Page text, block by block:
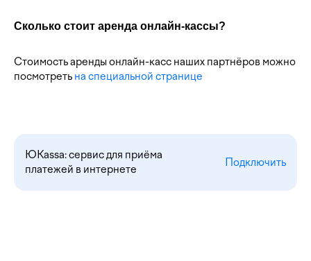
Сколько стоит аренда онлайн-кассы?
Стоимость аренды онлайн-касс наших партнёров можно
посмотреть на специальной странице
ЮKassa: сервис для приёма
платежей в интернете
Подключить